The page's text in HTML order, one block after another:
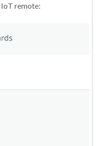
IoT remote: